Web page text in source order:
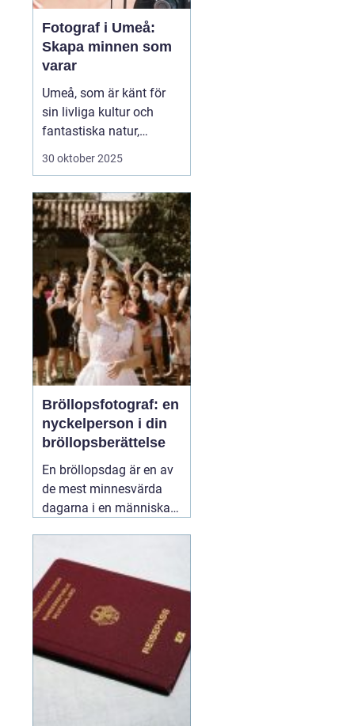
Fotograf i Umeå:
Skapa minnen som
varar
Umeå, som är känt för
sin livliga kultur och
fantastiska natur,
erbjuder många tillfällen
staden för att utforska
dess kulturella
evenemang eller de
vackra norrlands...
30 oktober 2025
Bröllopsfotograf: en
nyckelperson i din
bröllopsberättelse
En bröllopsdag är en av
de mest minnesvärda
dagarna i en människas
känslosamma stunder
som man vill för evigt
bevara i minnet.
september 2025